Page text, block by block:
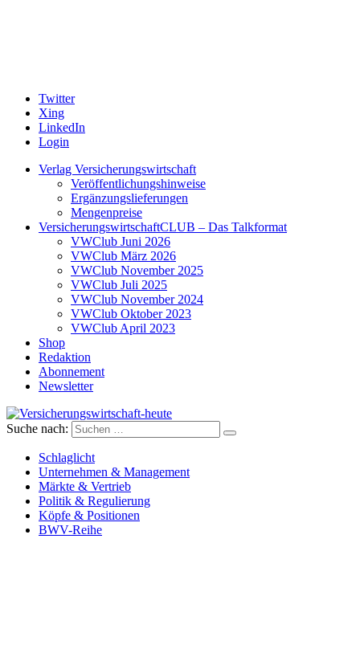
Twitter
Xing
LinkedIn
Login
Verlag Versicherungswirtschaft
Veröffentlichungshinweise
Ergänzungslieferungen
Mengenpreise
VersicherungswirtschaftCLUB – Das Talkformat
VWClub Juni 2026
VWClub März 2026
VWClub November 2025
VWClub Juli 2025
VWClub November 2024
VWClub Oktober 2023
VWClub April 2023
Shop
Redaktion
Abonnement
Newsletter
Versicherungswirtschaft-heute
Suche nach:
Schlaglicht
Unternehmen & Management
Märkte & Vertrieb
Politik & Regulierung
Köpfe & Positionen
BWV-Reihe